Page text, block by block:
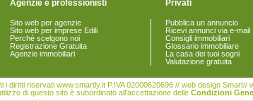
Agenzie e professionisti
Sito web per agenzie
Sito web per imprese Edili
Perchè scelgono noi
Registrazione Gratuita
Agenzie immobiliari
Privati
Pubblica un annuncio
Ricevi annunci via e-mail
Consigli immobiliari
Glossario immobiliare
La casa dei tuoi sogni
Valutazione gratuita
i diritti riservati www.smartly.it P.IVA 02000620696 // web design Smart//
di questo sito è subordinato all'accettazione delle Condizioni